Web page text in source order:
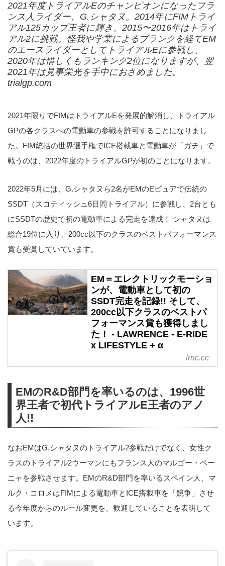
2021年度トライアルEのチャンピオンになったフラ
ンス人ライダー、G.シャタヌ。2014年にFIMトライ
アル125カップ王者に輝き、2015〜2016年はトライ
アル2に挑戦。怪我や学業によるブランクを経てEM
のエースライダーとしてトライアルEに参戦し、
2020年は惜しくもランキング2位になりますが、翌
2021年は見事栄光を手中におさめました。
trialgp.com
2021年限りでFIMはトライアルEを発展的解消し、トライアル
GPの各クラスへの電動車の参戦を許可することになりまし
た。FIM統括の世界選手権でICE搭載車と電動車が「ガチ」で
戦うのは、2022年度のトライアルGPが初のことになります。
2022年5月には、G.シャタヌら2名がEMのEピュアで伝統の
SSDT（スコティッシュ6日間トライアル）に参戦し、2台とも
にSSDTの歴史で初の電動車による完走を達成！ シャタヌは
総合19位に入り、200cc以下のクラスのベストパフォーマンス
賞も受賞していています。
EM＝エレクトリックモーショ
ンが、電動車として初の
SSDT完走を記録!! そして、
200cc以下クラスのベストパ
フォーマンス賞も獲得しまし
た！ - LAWRENCE - E-RIDE
x LIFESTYLE + α
lrnc.cc
EMのR&D部門を率いるのは、1996世
界王者で初代トライアルE王者のアノ
人!!
なおEMはG.シャタヌのトライアル2参戦だけでなく、女性ク
ラスのトライアル2ウーマンにもフランス人のマルゴー・ペー
ニャを参戦させます。EMのR&D部門を率いるスペイン人、マ
ルク・コロメはFIMによる電動車とICE搭載車を「競争」させ
る今年度からのルール変更を、歓迎していることを表明して
います。